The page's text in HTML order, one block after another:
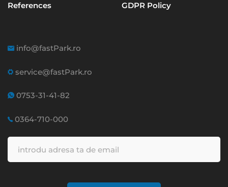
References GDPR Policy
info@fastPark.ro
service@fastPark.ro
0753-31-41-82
0364-710-000